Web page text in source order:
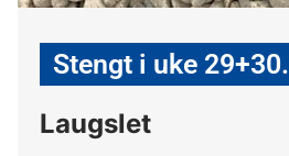
Stengt i uke 29+30.
Laugslet